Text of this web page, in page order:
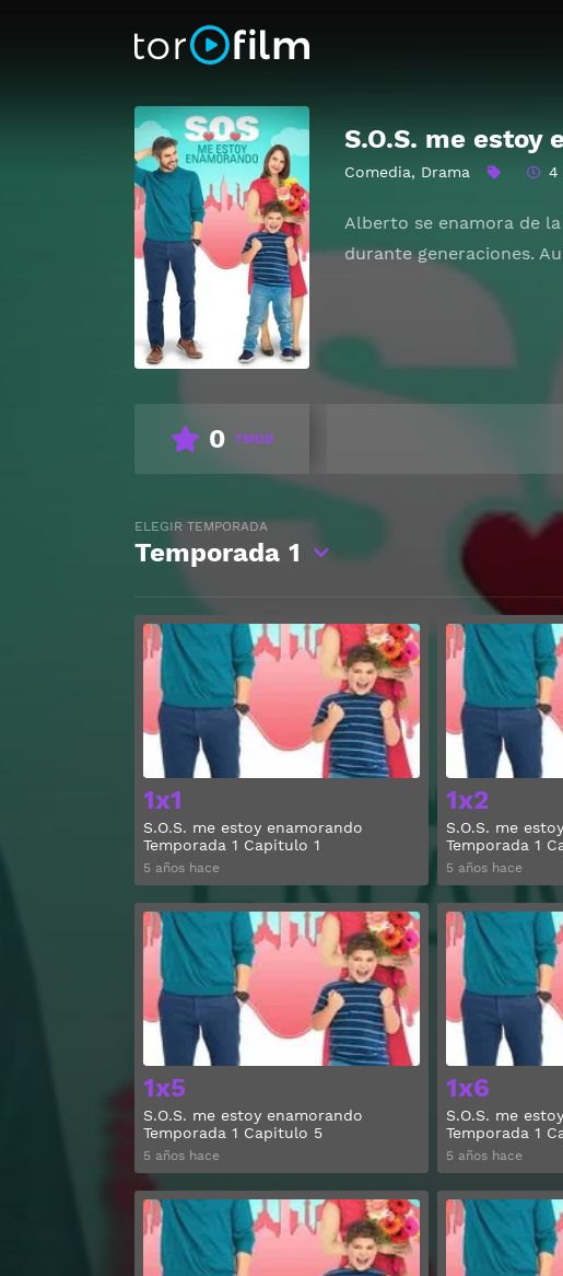
S.O.S. me estoy
Comedia, Drama 4
Alberto se enamora de
durante generaciones.
0 TMDB
ELEGIR TEMPORADA
Temporada 1
1x1
S.O.S. me estoy enamorando
Temporada 1 Capitulo 1
5 años hace
Ver
1x2
S.O.S. me
Temporada 1
5 años hace
1x5
S.O.S. me estoy enamorando
Temporada 1 Capitulo 5
5 años hace
Ver
1x6
S.O.S. me
Temporada 1
5 años hace
Ver